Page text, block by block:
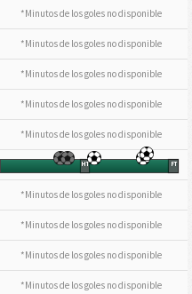
*Minutos de los goles no disponible
*Minutos de los goles no disponible
*Minutos de los goles no disponible
*Minutos de los goles no disponible
*Minutos de los goles no disponible
HT FT
*Minutos de los goles no disponible
*Minutos de los goles no disponible
*Minutos de los goles no disponible
*Minutos de los goles no disponible